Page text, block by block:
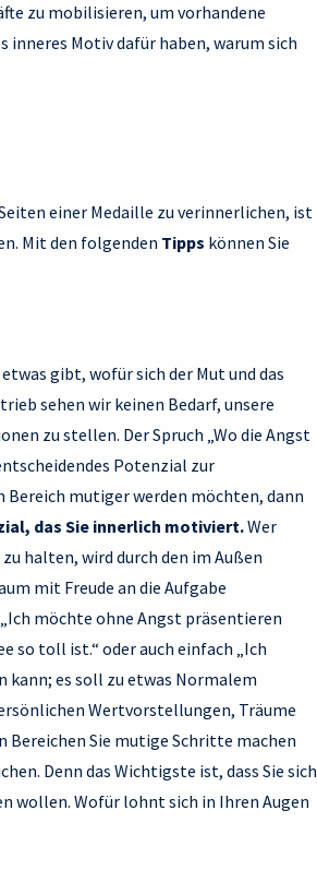
zu mobilisieren, um vorhandene
inneres Motiv dafür haben, warum sich
einer Medaille zu verinnerlichen, ist
Mit den folgenden Tipps können Sie
gibt, wofür sich der Mut und das
sehen wir keinen Bedarf, unsere
zu stellen. Der Spruch „Wo die Angst
Potenzial zur
mutiger werden möchten, dann
das Sie innerlich motiviert.Wer
halten, wird durch den im Außen
mit Freude an die Aufgabe
möchte ohne Angst präsentieren
so toll ist.“ oder auch einfach „Ich
kann; es soll zu etwas Normalem
Wertvorstellungen, Träume
Bereichen Sie mutige Schritte machen
Denn das Wichtigste ist, dass Sie sich
wollen. Wofür lohnt sich in Ihren Augen